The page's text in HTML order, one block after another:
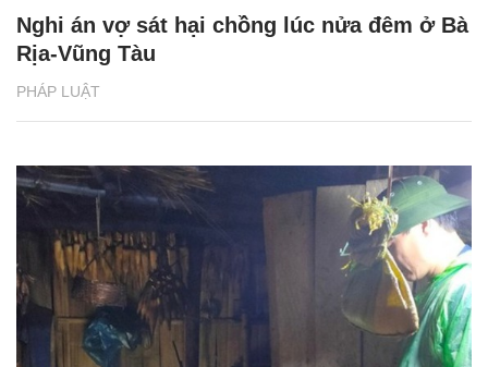
PHÁP LUẬT
Nghi án vợ sát hại chồng lúc nửa đêm ở Bà
Rịa-Vũng Tàu